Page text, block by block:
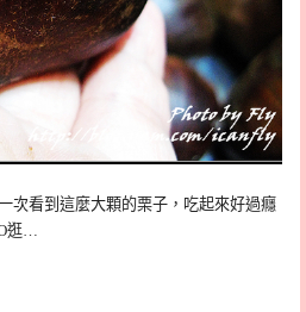
次看到這麼大顆的栗子，吃起來好過癮
逛…